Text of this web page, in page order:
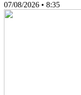
07/08/2026 • 8:35